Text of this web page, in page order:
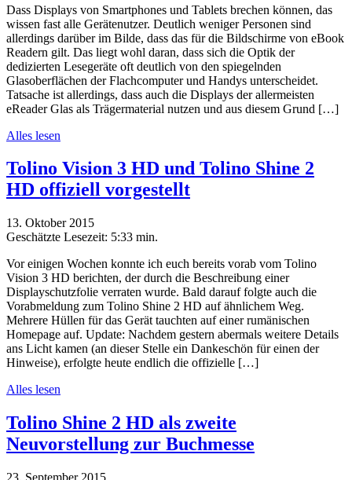
Dass Displays von Smartphones und Tablets brechen können, das
wissen fast alle Gerätenutzer. Deutlich weniger Personen sind
allerdings darüber im Bilde, dass das für die Bildschirme von eBook
Readern gilt. Das liegt wohl daran, dass sich die Optik der
dedizierten Lesegeräte oft deutlich von den spiegelnden
Glasoberflächen der Flachcomputer und Handys unterscheidet.
Tatsache ist allerdings, dass auch die Displays der allermeisten
eReader Glas als Trägermaterial nutzen und aus diesem Grund […]
Alles lesen
Tolino Vision 3 HD und Tolino Shine 2
HD offiziell vorgestellt
13. Oktober 2015
Geschätzte Lesezeit: 5:33 min.
Vor einigen Wochen konnte ich euch bereits vorab vom Tolino
Vision 3 HD berichten, der durch die Beschreibung einer
Displayschutzfolie verraten wurde. Bald darauf folgte auch die
Vorabmeldung zum Tolino Shine 2 HD auf ähnlichem Weg.
Mehrere Hüllen für das Gerät tauchten auf einer rumänischen
Homepage auf. Update: Nachdem gestern abermals weitere Details
ans Licht kamen (an dieser Stelle ein Dankeschön für einen der
Hinweise), erfolgte heute endlich die offizielle […]
Alles lesen
Tolino Shine 2 HD als zweite
Neuvorstellung zur Buchmesse